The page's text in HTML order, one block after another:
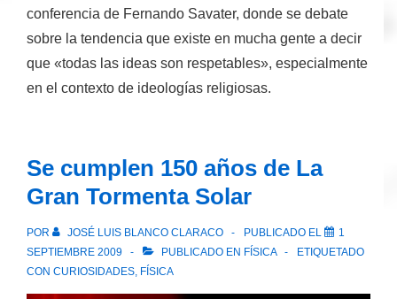
conferencia de Fernando Savater, donde se debate
sobre la tendencia que existe en mucha gente a decir
que «todas las ideas son respetables», especialmente
en el contexto de ideologías religiosas.
Se cumplen 150 años de La
Gran Tormenta Solar
POR JOSÉ LUIS BLANCO CLARACO PUBLICADO EL
1
SEPTIEMBRE 2009
PUBLICADO EN FÍSICA
ETIQUETADO
CON CURIOSIDADES, FÍSICA